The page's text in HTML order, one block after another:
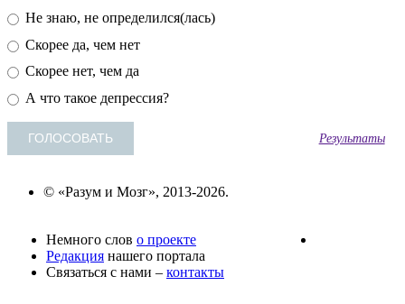
Не знаю, не определился(лась)
Скорее да, чем нет
Скорее нет, чем да
А что такое депрессия?
Результаты
© «Разум и Мозг», 2013-2026.
Немного слов о проекте
Редакция нашего портала
Связаться с нами – контакты